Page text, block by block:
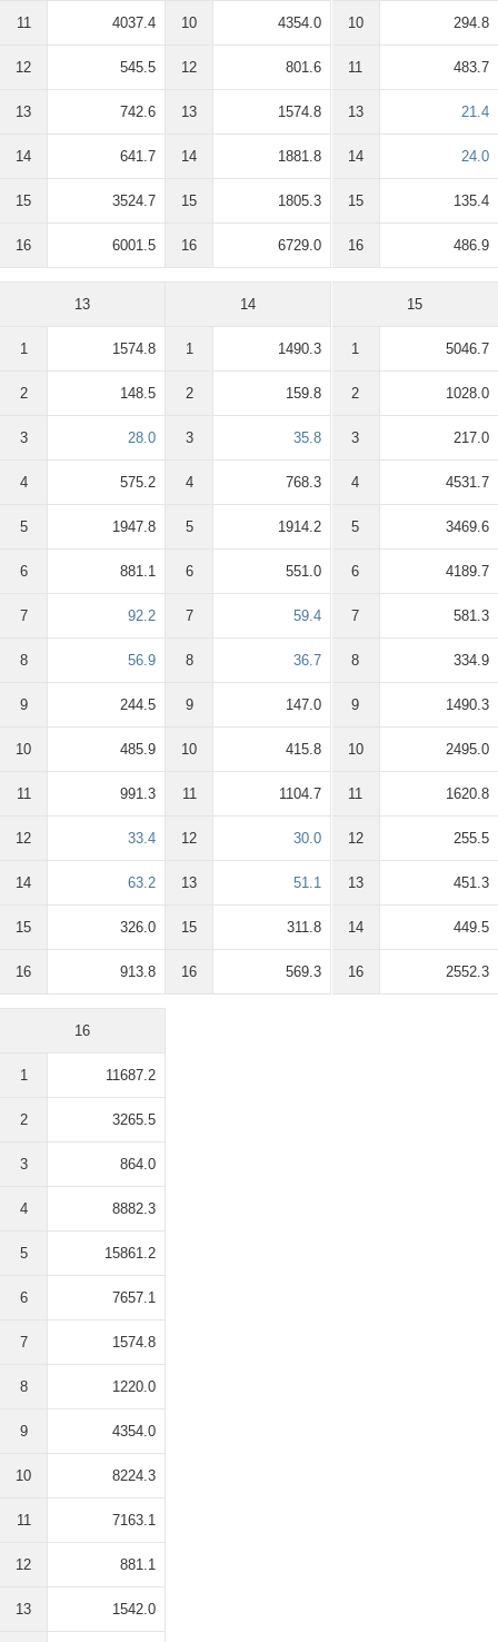
11 4037.4
12 545.5
13 742.6
14 641.7
15 3524.7
16 6001.5
10 4354.0
12 801.6
13 1574.8
14 1881.8
15 1805.3
16 6729.0
10 294.8
11 483.7
13 21.4
14 24.0
15 135.4
16 486.9
13
1 1574.8
2 148.5
3 28.0
4 575.2
5 1947.8
6 881.1
7 92.2
8 56.9
9 244.5
10 485.9
11 991.3
12 33.4
14 63.2
15 326.0
16 913.8
14
1 1490.3
2 159.8
3 35.8
4 768.3
5 1914.2
6 551.0
7 59.4
8 36.7
9 147.0
10 415.8
11 1104.7
12 30.0
13 51.1
15 311.8
16 569.3
15
1 5046.7
2 1028.0
3 217.0
4 4531.7
5 3469.6
6 4189.7
7 581.3
8 334.9
9 1490.3
10 2495.0
11 1620.8
12 255.5
13 451.3
14 449.5
16 2552.3
16
1 11687.2
2 3265.5
3 864.0
4 8882.3
5 15861.2
6 7657.1
7 1574.8
8 1220.0
9 4354.0
10 8224.3
11 7163.1
12 881.1
13 1542.0